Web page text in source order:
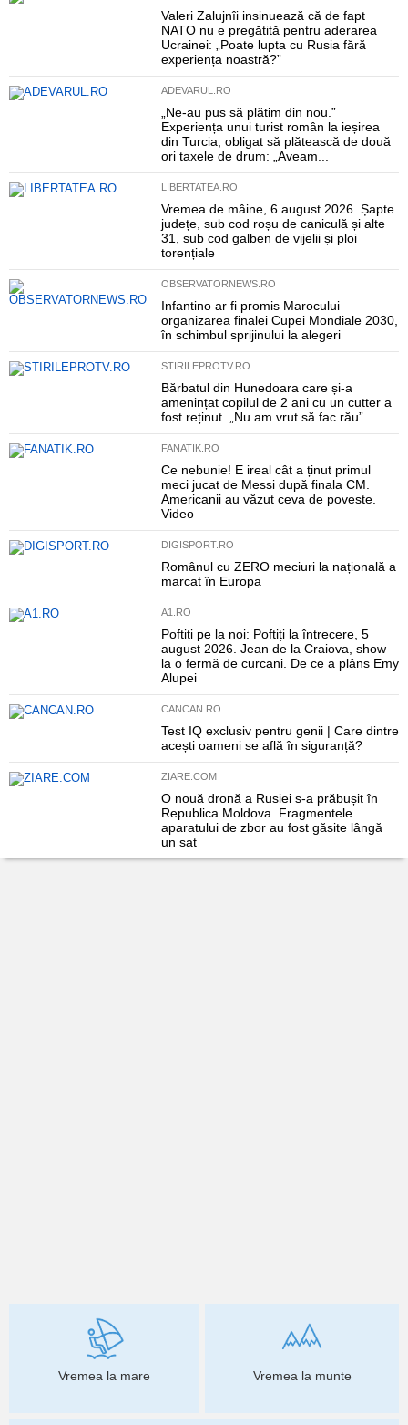
Valeri Zalujnîi insinuează că de fapt
NATO nu e pregătită pentru aderarea
Ucrainei: „Poate lupta cu Rusia fără
experiența noastră?”
ADEVARUL.RO
„Ne-au pus să plătim din nou.”
Experiența unui turist român la ieșirea
din Turcia, obligat să plătească de două
ori taxele de drum: „Aveam...
LIBERTATEA.RO
Vremea de mâine, 6 august 2026. Șapte
județe, sub cod roșu de caniculă și alte
31, sub cod galben de vijelii și ploi
torențiale
OBSERVATORNEWS.RO
Infantino ar fi promis Marocului
organizarea finalei Cupei Mondiale 2030,
în schimbul sprijinului la alegeri
STIRILEPROTV.RO
Bărbatul din Hunedoara care și-a
amenințat copilul de 2 ani cu un cutter a
fost reținut. „Nu am vrut să fac rău”
FANATIK.RO
Ce nebunie! E ireal cât a ținut primul
meci jucat de Messi după finala CM.
Americanii au văzut ceva de poveste.
Video
DIGISPORT.RO
Românul cu ZERO meciuri la națională a
marcat în Europa
A1.RO
Poftiți pe la noi: Poftiți la întrecere, 5
august 2026. Jean de la Craiova, show
la o fermă de curcani. De ce a plâns Emy
Alupei
CANCAN.RO
Test IQ exclusiv pentru genii | Care dintre
acești oameni se află în siguranță?
ZIARE.COM
O nouă dronă a Rusiei s-a prăbușit în
Republica Moldova. Fragmentele
aparatului de zbor au fost găsite lângă
un sat
Vremea la mare Vremea la munte